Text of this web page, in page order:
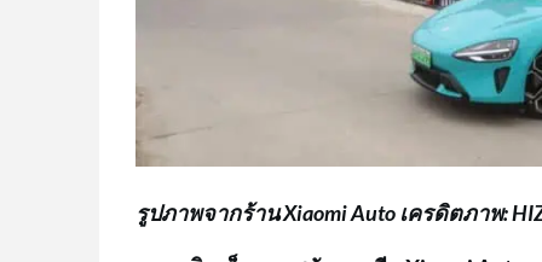
รูปภาพจากร้าน Xiaomi Auto เครดิตภาพ: